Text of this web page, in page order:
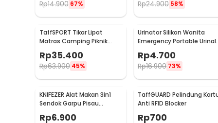
Rp14.900 67% Rp24.900 58%
TaffSPORT Tikar Lipat
Matras Camping Piknik
Waterproof Mat 1.4x1.52M -
FS-007
Rp35.400
Rp63.900 45%
Urinator Silikon Wanita
Emergency Portable Urinal
Rp4.700
Rp16.900 73%
KNIFEZER Alat Makan 3in1
Sendok Garpu Pisau
Stainless Travel 20cm -
HG1514
Rp6.900
TaffGUARD Pelindung
Anti RFID Blocker
Rp700